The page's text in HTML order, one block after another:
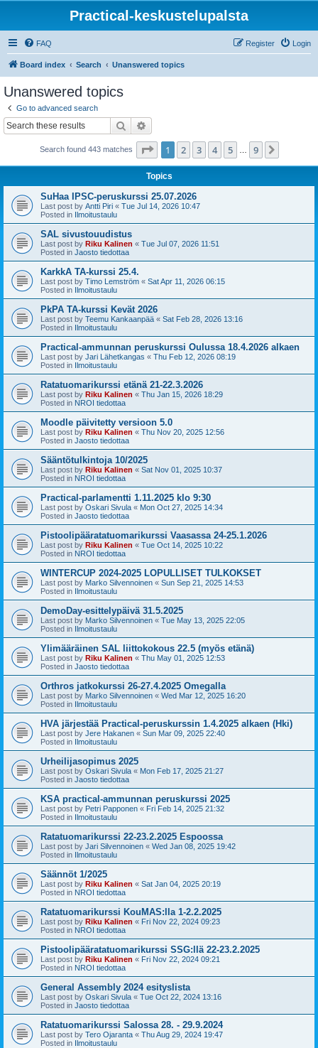
Practical-keskustelupalsta
FAQ Login
Register
Board index Search Unanswered topics
Unanswered topics
Go to advanced search
Search
Search found 443 matches Page 1of 9
1 2 3 4 5 9
Topics
SuHaa IPSC-peruskurssi 25.07.2026
Last post by Antti Piri « Tue Jul 14, 2026 10:47
Posted in Ilmoitustaulu
SAL sivustouudistus
Last post by Riku Kalinen « Tue Jul 07, 2026 11:51
Posted in Jaosto tiedottaa
KarkkA TA-kurssi 25.4.
Last post by Timo Lemström « Sat Apr 11, 2026 06:15
Posted in Ilmoitustaulu
PkPA TA-kurssi Kevät 2026
Last post by Teemu Kankaanpää « Sat Feb 28, 2026 13:16
Posted in Ilmoitustaulu
Practical-ammunnan peruskurssi Oulussa 18.4.2026 alkaen
Last post by Jari Lähetkangas « Thu Feb 12, 2026 08:19
Posted in Ilmoitustaulu
Ratatuomarikurssi etänä 21-22.3.2026
Last post by Riku Kalinen « Thu Jan 15, 2026 18:29
Posted in NROI tiedottaa
Moodle päivitetty versioon 5.0
Last post by Riku Kalinen « Thu Nov 20, 2025 12:56
Posted in Jaosto tiedottaa
Sääntötulkintoja 10/2025
Last post by Riku Kalinen « Sat Nov 01, 2025 10:37
Posted in NROI tiedottaa
Practical-parlamentti 1.11.2025 klo 9:30
Last post by Oskari Sivula « Mon Oct 27, 2025 14:34
Posted in Jaosto tiedottaa
Pistoolipääratatuomarikurssi Vaasassa 24-25.1.2026
Last post by Riku Kalinen « Tue Oct 14, 2025 10:22
Posted in NROI tiedottaa
WINTERCUP 2024-2025 LOPULLISET TULKOKSET
Last post by Marko Silvennoinen « Sun Sep 21, 2025 14:53
Posted in Ilmoitustaulu
DemoDay-esittelypäivä 31.5.2025
Last post by Marko Silvennoinen « Tue May 13, 2025 22:05
Posted in Ilmoitustaulu
Ylimääräinen SAL liittokokous 22.5 (myös etänä)
Last post by Riku Kalinen « Thu May 01, 2025 12:53
Posted in Jaosto tiedottaa
Orthros jatkokurssi 26-27.4.2025 Omegalla
Last post by Marko Silvennoinen « Wed Mar 12, 2025 16:20
Posted in Ilmoitustaulu
HVA järjestää Practical-peruskurssin 1.4.2025 alkaen (Hki)
Last post by Jere Hakanen « Sun Mar 09, 2025 22:40
Posted in Ilmoitustaulu
Urheilijasopimus 2025
Last post by Oskari Sivula « Mon Feb 17, 2025 21:27
Posted in Jaosto tiedottaa
KSA practical-ammunnan peruskurssi 2025
Last post by Petri Papponen « Fri Feb 14, 2025 21:32
Posted in Ilmoitustaulu
Ratatuomarikurssi 22-23.2.2025 Espoossa
Last post by Jari Silvennoinen « Wed Jan 08, 2025 19:42
Posted in Ilmoitustaulu
Säännöt 1/2025
Last post by Riku Kalinen « Sat Jan 04, 2025 20:19
Posted in NROI tiedottaa
Ratatuomarikurssi KouMAS:lla 1-2.2.2025
Last post by Riku Kalinen « Fri Nov 22, 2024 09:23
Posted in NROI tiedottaa
Pistoolipääratatuomarikurssi SSG:llä 22-23.2.2025
Last post by Riku Kalinen « Fri Nov 22, 2024 09:21
Posted in NROI tiedottaa
General Assembly 2024 esityslista
Last post by Oskari Sivula « Tue Oct 22, 2024 13:16
Posted in Jaosto tiedottaa
Ratatuomarikurssi Salossa 28. - 29.9.2024
Last post by Tero Ojaranta « Thu Aug 29, 2024 19:47
Posted in Ilmoitustaulu